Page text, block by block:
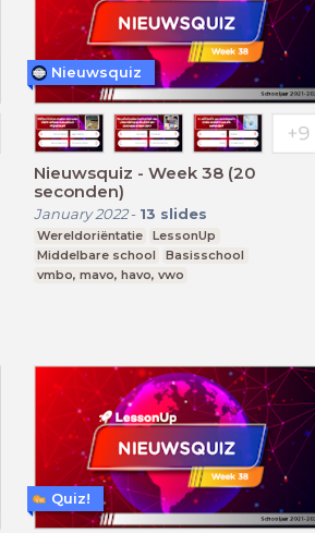
Nieuwsquiz - Week 38 (20
seconden)
January 2022- 13 slides
Wereldoriëntatie
LessonUp
Middelbare school
Basisschool
vmbo, mavo, havo, vwo
Nieuwsquiz
Quiz!